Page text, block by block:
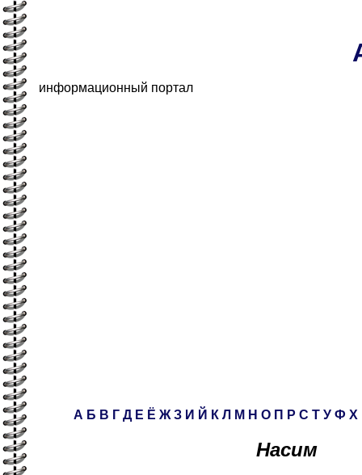
информационный портал
А Б В Г Д Е Ё Ж З И Й К Л М Н О П Р С Т У Ф Х
Насим